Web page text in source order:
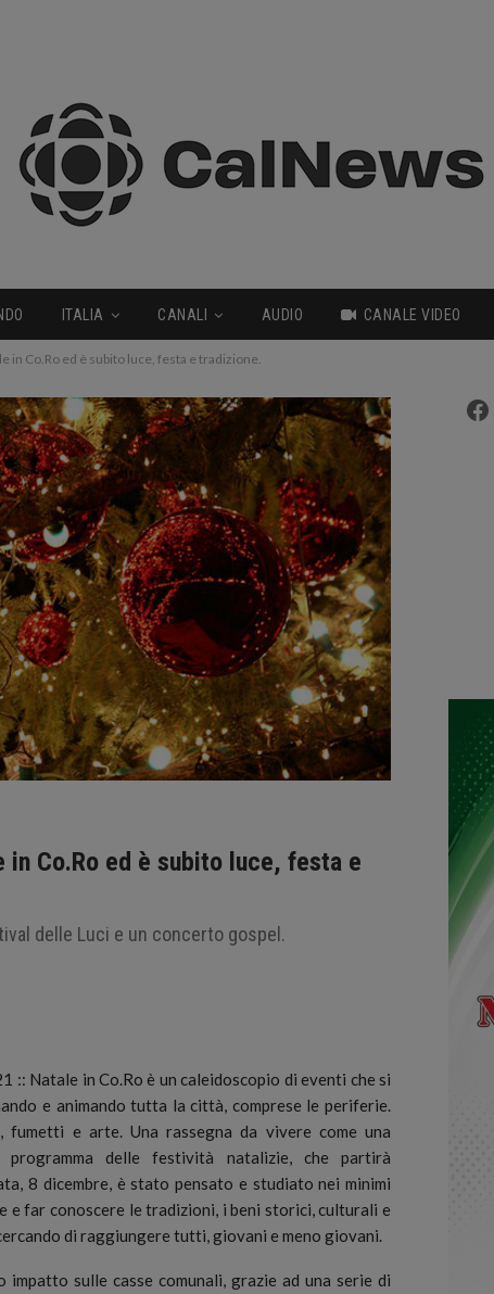
ITALIA CANALI AUDIO CANALE VIDEO
in Co.Ro ed è subito luce, festa e tradizione.
in Co.Ro ed è subito luce, festa e
delle Luci e un concerto gospel.
:: Natale in Co.Ro è un caleidoscopio di eventi che si
e animando tutta la città, comprese le periferie.
fumetti e arte. Una rassegna da vivere come una
delle festività natalizie, che partirà
8 dicembre, è stato pensato e studiato nei minimi
far conoscere le tradizioni, i beni storici, culturali e
di raggiungere tutti, giovani e meno giovani.
sulle casse comunali, grazie ad una serie di